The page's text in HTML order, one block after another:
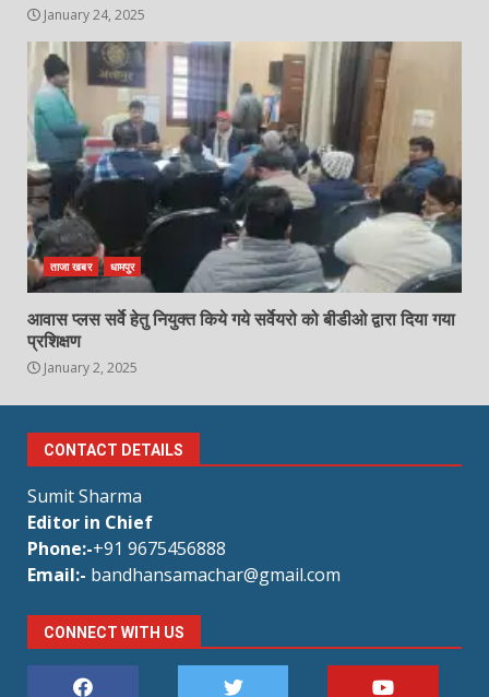
January 24, 2025
ताजा खबर धामपुर
आवास प्लस सर्वे हेतु नियुक्त किये गये सर्वेयरो को बीडीओ द्वारा दिया गया
प्रशिक्षण
January 2, 2025
CONTACT DETAILS
Sumit Sharma
Editor in Chief
Phone:-+91 9675456888
Email:- bandhansamachar@gmail.com
CONNECT WITH US